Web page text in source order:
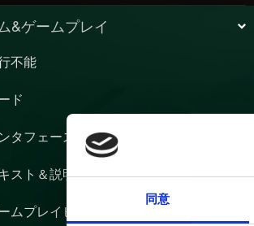
同意
&ゲームプレイ
不能
ド
タフェース
スト＆説明
ムプレイヒント